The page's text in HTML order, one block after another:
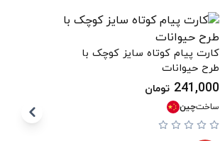
کارت پیام کوتاه سایز کوچک با
طرح حیوانات
241,000 تومان
ساختچین